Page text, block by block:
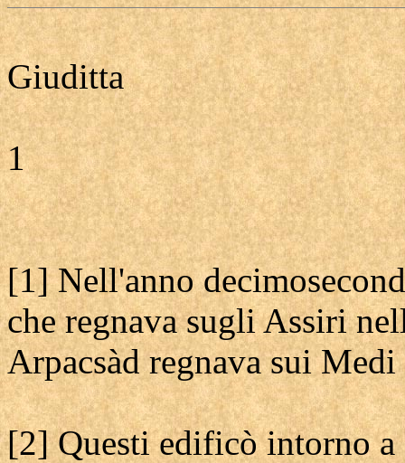
Giuditta
1
[1] Nell'anno
che regnava sugli Assiri
Arpacsàd regnava sui
[2] Questi edificò intorno a